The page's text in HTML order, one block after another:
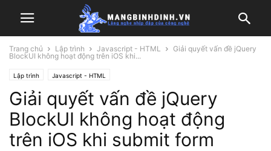
Trang chủ Lập trình Javascript - HTML
Giải quyết vấn đề jQuery
BlockUI không hoạt động trên iOS khi...
Lập trình Javascript - HTML
Giải quyết vấn đề jQuery
BlockUI không hoạt động
trên iOS khi submit form